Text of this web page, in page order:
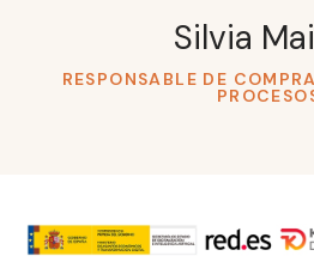
Silvia
RESPONSABLE DE